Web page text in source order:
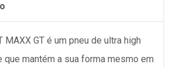
MAXX GT é um pneu de ultra high
que mantém a sua forma mesmo em